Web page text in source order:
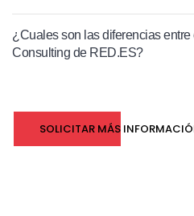
¿Cuales son las diferencias
Consulting de RED.ES?
SOLICITAR MÁS